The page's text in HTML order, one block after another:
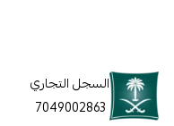
السجل التجاري
7049002863